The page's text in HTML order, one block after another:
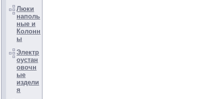
Люки
наполь
ные и
Колонн
ы
Электр
оустан
овочн
ые
издели
я